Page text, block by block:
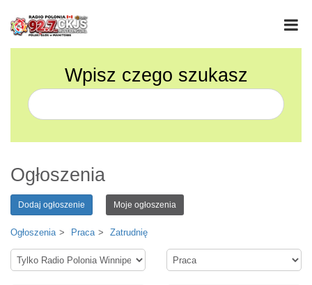
Wpisz czego szukasz
Ogłoszenia
Dodaj ogłoszenie Moje ogłoszenia
Ogłoszenia Praca Zatrudnię